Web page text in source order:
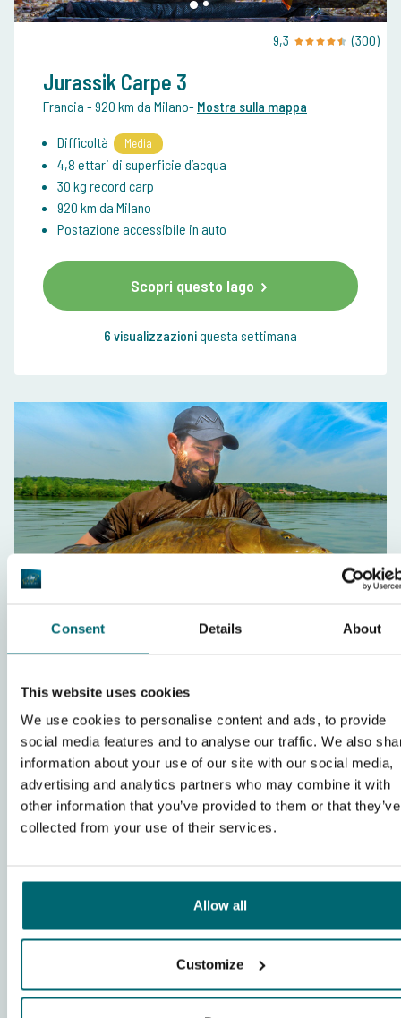
Consent Details About
This website uses cookies
We use cookies to personalise content and ads, to provide
social media features and to analyse our traffic. We also
information about your use of our site with our social media,
advertising and analytics partners who may combine it with
other information that you’ve provided to them or that they’ve
collected from your use of their services.
Allow all
Customize
9,3 (300)
Jurassik Carpe 3
Francia - 920 km da Milano- Mostra sulla mappa
Difficoltà Media
4,8 ettari di superficie d’acqua
30 kg record carp
920 km da Milano
Postazione accessibile in auto
Scopri questo lago
6 visualizzazioniquesta settimana
Da 135,00 €
(453)
Jurassik Carpe 1
Difficoltà Difficoltà
47 ettari di superficie d'acqua
Carpa record di 31 kg
925 km da Milano
Postazione accessibile in auto
Scopri questo lago
6 visualizzazioniquesta settimana